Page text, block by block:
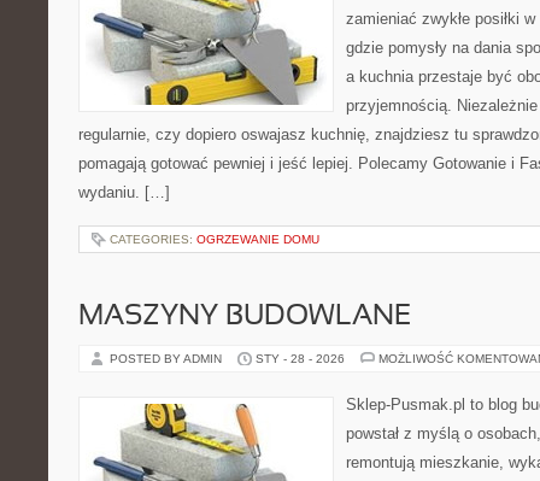
zamieniać zwykłe posiłki
gdzie pomysły na dania
a kuchnia przestaje być
przyjemnością.
regularnie, czy dopiero oswajasz kuchnię, znajdziesz tu
pomagają gotować pewniej i jeść lepiej. Polecamy Gotowanie i
wydaniu. […]
CATEGORIES: OGRZEWANIE DOMU
MASZYNY BUDOWLANE
POSTED BY ADMIN STY - 28 - 2026 MOŻLIWOŚĆ
Sklep-Pusmak.pl to blog
powstał z myślą o
remontują mieszkanie,